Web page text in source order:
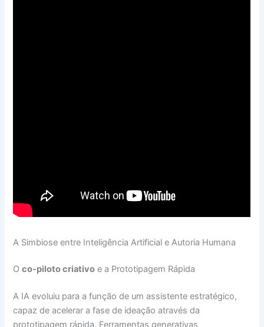
A Simbiose entre Inteligência Artificial e Autoria Humana
Oco-piloto criativo e a Prototipagem Rápida
A IA evoluiu para a função de um assistente estratégico,
capaz de acelerar a fase de ideação através da
prototipagem rápida. Ferramentas generativas